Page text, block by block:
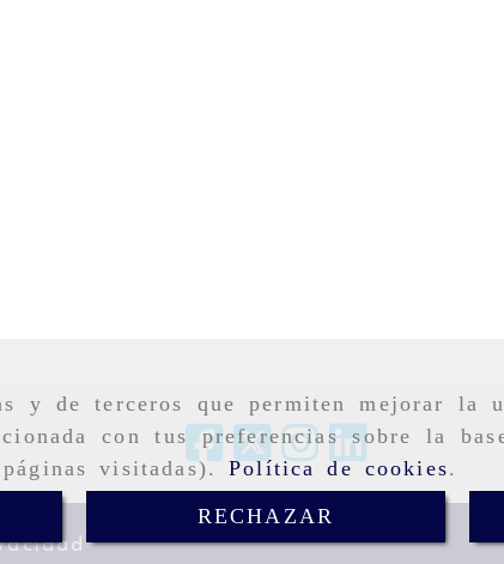
y de terceros que permiten mejorar la
con tus preferencias sobre la
visitadas).Política de cookies.
RECHAZAR